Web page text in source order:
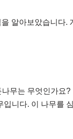
알아보았습니다.
무는 무엇인가요?
니다. 이 나무를